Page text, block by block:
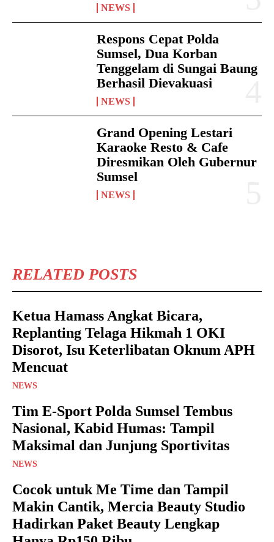
NEWS
Respons Cepat Polda
Sumsel, Dua Korban
Tenggelam di Sungai Baung
Berhasil Dievakuasi
NEWS
Grand Opening Lestari
Karaoke Resto & Cafe
Diresmikan Oleh Gubernur
Sumsel
NEWS
RELATED POSTS
Ketua Hamass Angkat Bicara,
Replanting Telaga Hikmah 1 OKI
Disorot, Isu Keterlibatan Oknum APH
Mencuat
NEWS
Tim E-Sport Polda Sumsel Tembus
Nasional, Kabid Humas: Tampil
Maksimal dan Junjung Sportivitas
NEWS
Cocok untuk Me Time dan Tampil
Makin Cantik, Mercia Beauty Studio
Hadirkan Paket Beauty Lengkap